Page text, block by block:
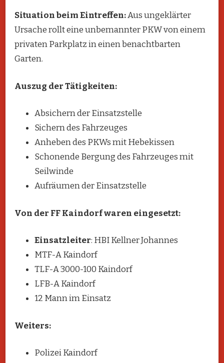
Situation beim Eintreffen:Aus ungeklärter
Ursache rollt eine unbemannter PKW von einem
privaten Parkplatz in einen benachtbarten
Garten.
Auszug der Tätigkeiten:
Absichern der Einsatzstelle
Sichern des Fahrzeuges
Anheben des PKWs mit Hebekissen
Schonende Bergung des Fahrzeuges mit
Seilwinde
Aufräumen der Einsatzstelle
Von der FF Kaindorf waren eingesetzt:
Einsatzleiter: HBI Kellner Johannes
MTF-A Kaindorf
TLF-A 3000-100 Kaindorf
LFB-A Kaindorf
12 Mann im Einsatz
Weiters:
Polizei Kaindorf